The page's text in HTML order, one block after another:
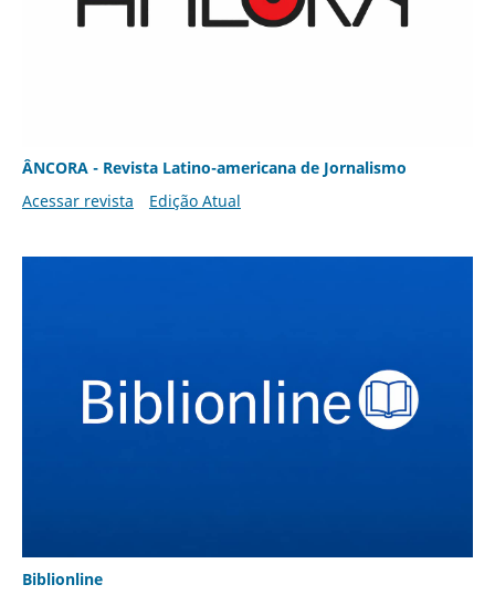
ÂNCORA - Revista Latino-americana de Jornalismo
Acessar revista
Edição Atual
Biblionline